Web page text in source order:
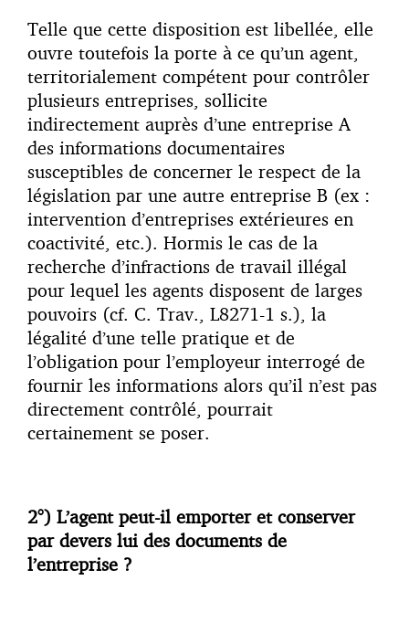
Telle que cette disposition est libellée, elle
ouvre toutefois la porte à ce qu’un agent,
territorialement compétent pour contrôler
plusieurs entreprises, sollicite
indirectement auprès d’une entreprise A
des informations documentaires
susceptibles de concerner le respect de la
législation par une autre entreprise B (ex :
intervention d’entreprises extérieures en
coactivité, etc.). Hormis le cas de la
recherche d’infractions de travail illégal
pour lequel les agents disposent de larges
pouvoirs (cf. C. Trav., L8271-1 s.), la
légalité d’une telle pratique et de
l’obligation pour l’employeur interrogé de
fournir les informations alors qu’il n’est pas
directement contrôlé, pourrait
certainement se poser.
2°) L’agent peut-il emporter et conserver
par devers lui des documents de
l’entreprise ?